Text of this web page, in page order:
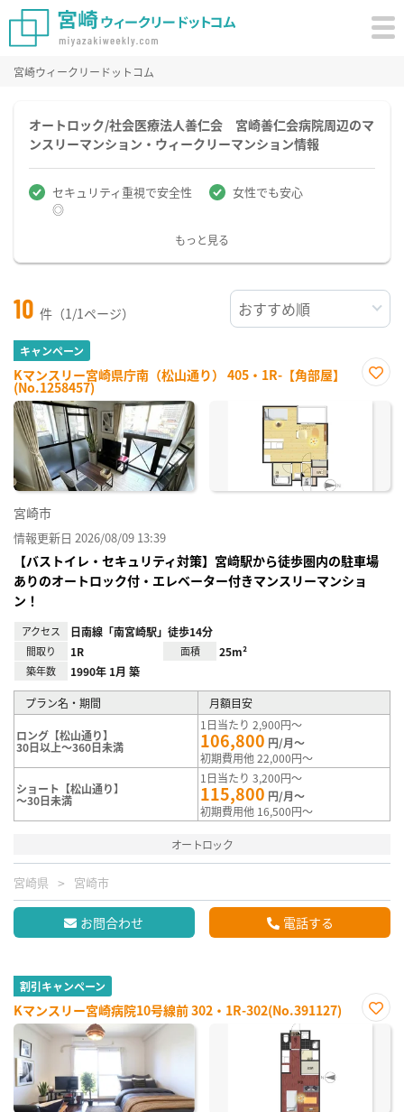
宮崎ウィークリードットコム
オートロック/社会医療法人善仁会 宮崎善仁会病院周辺のマ
ンスリーマンション・ウィークリーマンション情報
セキュリティ重視で安全性
◎
女性でも安心
もっと見る
10 件（1/1ページ）
キャンペーン
Kマンスリー宮崎県庁南（松山通り） 405・1R-【角部屋】
(No.1258457)
に入
宮崎市
情報更新日 2026/08/09 13:39
【バストイレ・セキュリティ対策】宮﨑駅から徒歩圏内の駐車場
ありのオートロック付・エレベーター付きマンスリーマンショ
ン！
アクセス 日南線「南宮崎駅」徒歩14分
間取り 1R 面積 25m²
築年数 1990年 1月 築
プラン名・期間 月額目安
ロング【松山通り】
30日以上～360日未満
1日当たり 2,900円～
106,800 円/月～
初期費用他 22,000円～
ショート【松山通り】
～30日未満
1日当たり 3,200円～
115,800 円/月～
初期費用他 16,500円～
オートロック
宮崎県 宮崎市
お問合わせ 電話する
割引キャンペーン
Kマンスリー宮崎病院10号線前 302・1R-302(No.391127)
お気